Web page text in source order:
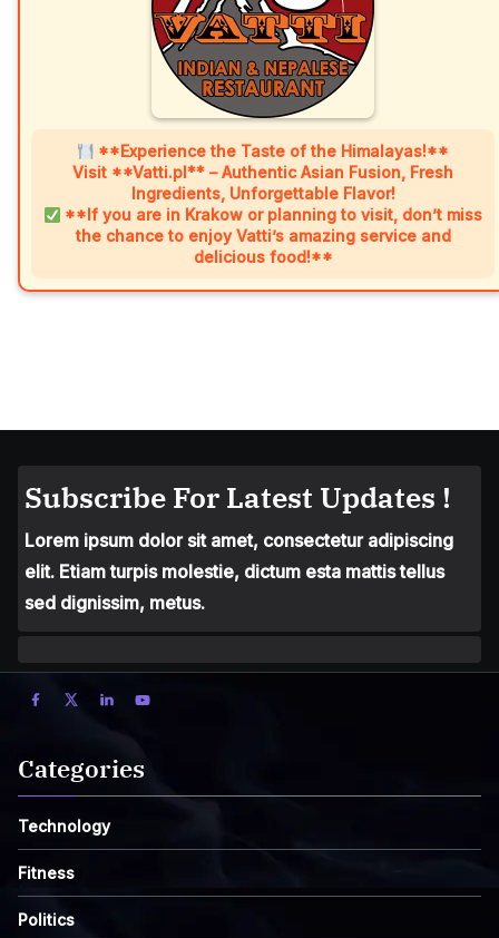
**Experience the Taste of the Himalayas!**
Visit **Vatti.pl** – Authentic Asian Fusion, Fresh
Ingredients, Unforgettable Flavor!
**If you are in Krakow or planning to visit, don’t miss
the chance to enjoy Vatti’s amazing service and
delicious food!**
Subscribe For Latest Updates !
Lorem ipsum dolor sit amet, consectetur adipiscing
elit. Etiam turpis molestie, dictum esta mattis tellus
sed dignissim, metus.
Categories
Technology
Fitness
Politics